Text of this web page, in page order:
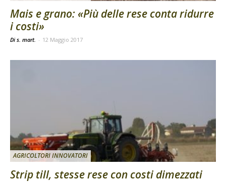
Mais e grano: «Più delle rese conta ridurre
i costi»
Di s. mart. - 12 Maggio 2017
AGRICOLTORI INNOVATORI
Strip till, stesse rese con costi dimezzati